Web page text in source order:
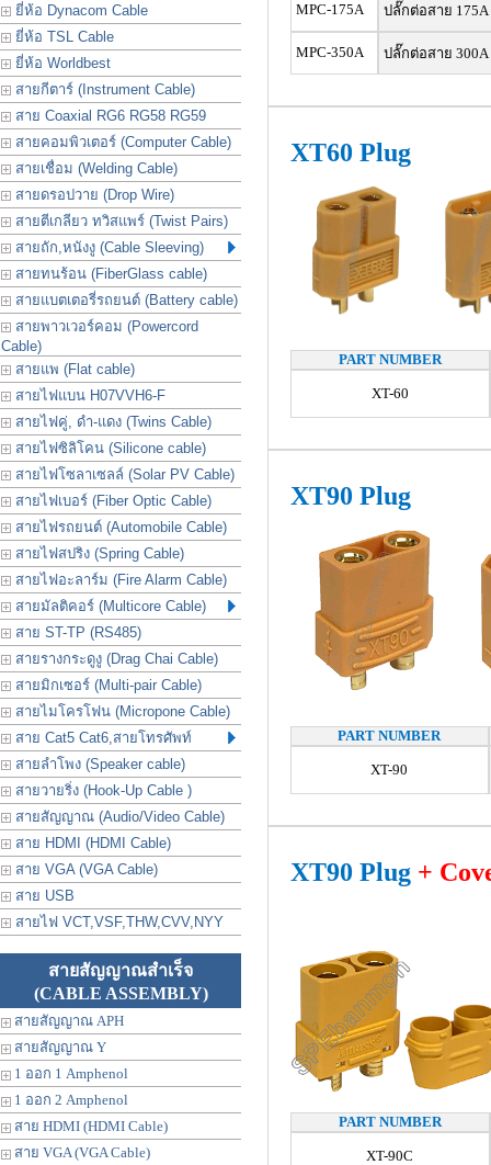
ยี่ห้อ Dynacom Cable
ยี่ห้อ TSL Cable
ยี่ห้อ Worldbest
สายกีตาร์ (Instrument Cable)
สาย Coaxial RG6 RG58 RG59
สายคอมพิวเตอร์ (Computer Cable)
สายเชื่อม (Welding Cable)
สายดรอปวาย (Drop Wire)
สายตีเกลียว ทวิสแพร์ (Twist Pairs)
สายถัก,หนังงู (Cable Sleeving)
สายทนร้อน (FiberGlass cable)
สายแบตเตอรี่รถยนต์ (Battery cable)
สายพาวเวอร์คอม (Powercord
Cable)
สายแพ (Flat cable)
สายไฟแบน H07VVH6-F
สายไฟคู่, ดำ-แดง (Twins Cable)
สายไฟซิลิโคน (Silicone cable)
สายไฟโซลาเซลล์ (Solar PV Cable)
สายไฟเบอร์ (Fiber Optic Cable)
สายไฟรถยนต์ (Automobile Cable)
สายไฟสปริง (Spring Cable)
สายไฟอะลาร์ม (Fire Alarm Cable)
สายมัลติคอร์ (Multicore Cable)
สาย ST-TP (RS485)
สายรางกระดูงู (Drag Chai Cable)
สายมิกเซอร์ (Multi-pair Cable)
สายไมโครโฟน (Micropone Cable)
สาย Cat5 Cat6,สายโทรศัพท์
สายลำโพง (Speaker cable)
สายวายริ่ง (Hook-Up Cable )
สายสัญญาณ (Audio/Video Cable)
สาย HDMI (HDMI Cable)
สาย VGA (VGA Cable)
สาย USB
สายไฟ VCT,VSF,THW,CVV,NYY
สายสัญญาณสำเร็จ
(CABLE ASSEMBLY)
สายสัญญาณ APH
สายสัญญาณ Y
1 ออก 1 Amphenol
1 ออก 2 Amphenol
สาย HDMI (HDMI Cable)
สาย VGA (VGA Cable)
MPC-175A ปลั๊กต่อสาย 175A
MPC-350A ปลั๊กต่อสาย 300A
XT60 Plug
PART NUMBER
XT-60
XT90 Plug
PART NUMBER
XT-90
XT90 Plug +
PART NUMBER
XT-90C